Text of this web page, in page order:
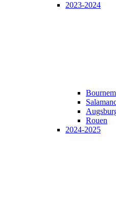
2023-2024
Rouen
2024-2025